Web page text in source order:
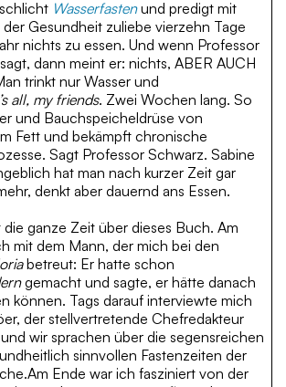
Wasserfastenund predigt mit
Gesundheit zuliebe vierzehn Tage
nichts zu essen. Und wenn Professor
dann meint er: nichts, ABER AUCH
trinkt nur Wasser und
all, my friends. Zwei Wochen lang. So
und Bauchspeicheldrüse von
Fett und bekämpft chronische
Sagt Professor Schwarz. Sabine
hat man nach kurzer Zeit gar
denkt aber dauernd ans Essen.
ganze Zeit über dieses Buch. Am
mit dem Mann, der mich bei den
betreut: Er hatte schon
gemacht und sagte, er hätte danach
können. Tags darauf interviewte mich
der stellvertretende Chefredakteur
wir sprachen über die segensreichen
sinnvollen Fastenzeiten der
Ende war ich fasziniert von der